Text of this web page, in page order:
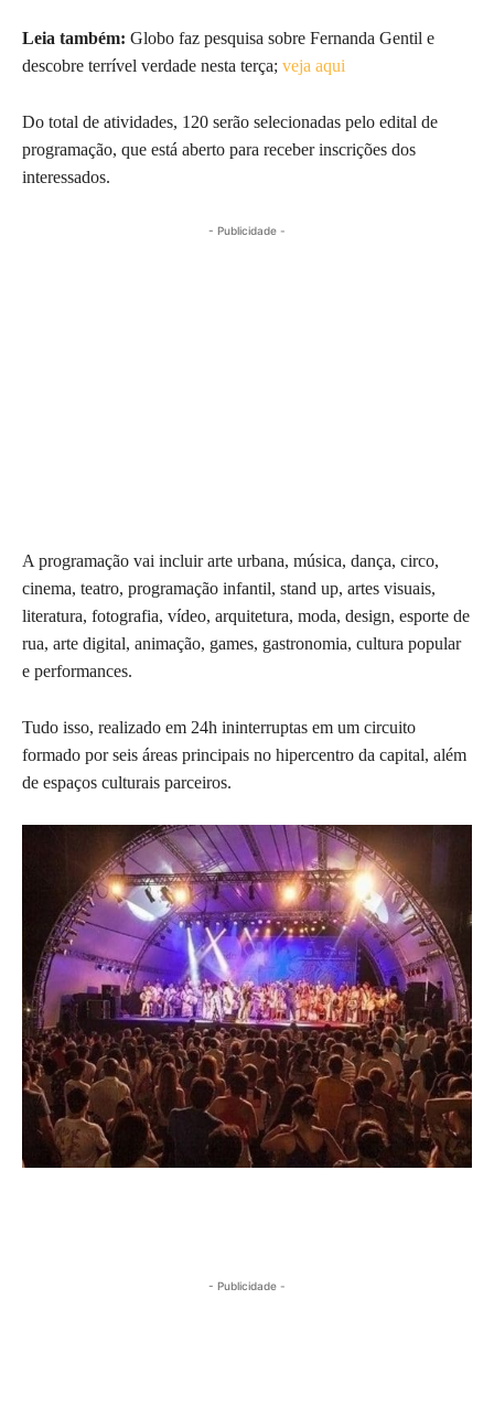
Leia também: Globo faz pesquisa sobre Fernanda Gentil e
descobre terrível verdade nesta terça; veja aqui
Do total de atividades, 120 serão selecionadas pelo edital de
programação, que está aberto para receber inscrições dos
interessados.
- Publicidade -
A programação vai incluir arte urbana, música, dança, circo,
cinema, teatro, programação infantil, stand up, artes visuais,
literatura, fotografia, vídeo, arquitetura, moda, design, esporte de
rua, arte digital, animação, games, gastronomia, cultura popular
e performances.
Tudo isso, realizado em 24h ininterruptas em um circuito
formado por seis áreas principais no hipercentro da capital, além
de espaços culturais parceiros.
- Publicidade -